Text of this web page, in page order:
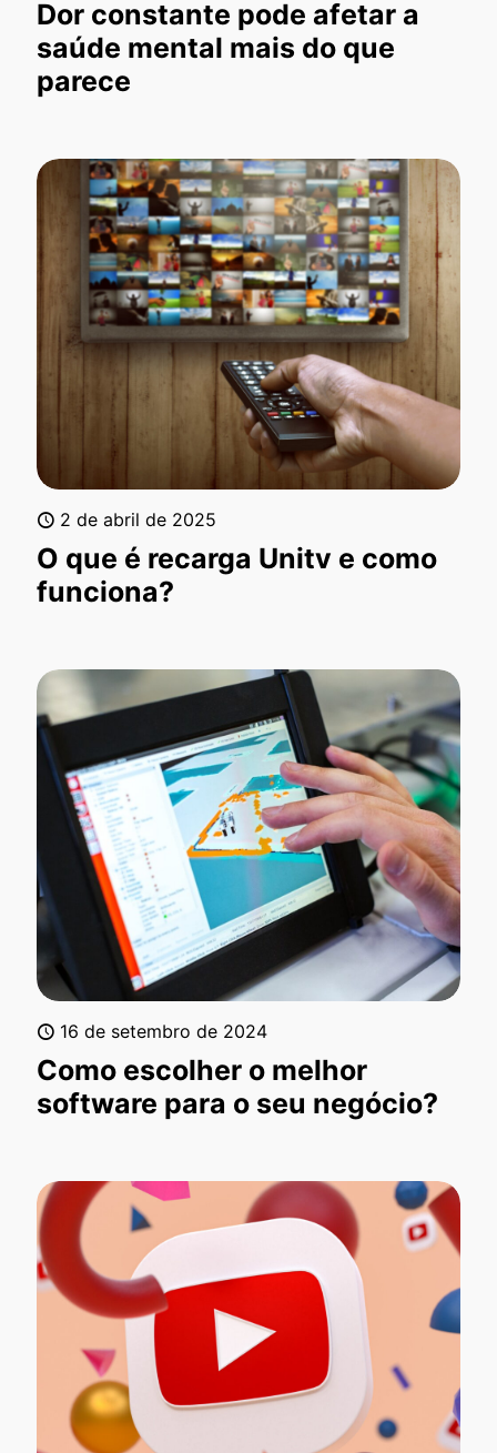
Dor constante pode afetar a
saúde mental mais do que
parece
2 de abril de 2025
O que é recarga Unitv e como
funciona?
16 de setembro de 2024
Como escolher o melhor
software para o seu negócio?